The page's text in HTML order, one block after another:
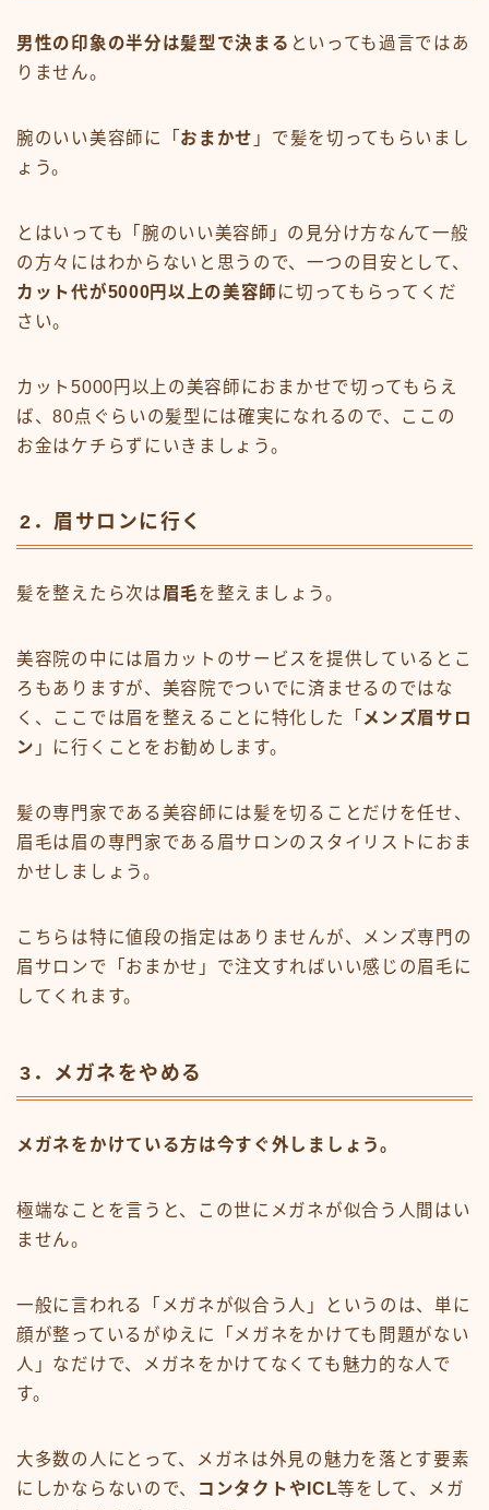
男性の印象の半分は髪型で決まる といっても過言ではあ
りません。
腕のいい美容師に「 おまかせ 」で髪を切ってもらいまし
ょう。
とはいっても「腕のいい美容師」の見分け方なんて一般
の方々にはわからないと思うので、一つの目安として、
カット代が5000円以上の美容師 に切ってもらってくだ
さい。
カット5000円以上の美容師におまかせで切ってもらえ
ば、80点ぐらいの髪型には確実になれるので、ここの
お金はケチらずにいきましょう。
2．眉サロンに行く
髪を整えたら次は眉毛を整えましょう。
美容院の中には眉カットのサービスを提供しているとこ
ろもありますが、美容院でついでに済ませるのではな
く、ここでは眉を整えることに特化した「 メンズ眉サロ
ン 」に行くことをお勧めします。
髪の専門家である美容師には髪を切ることだけを任せ、
眉毛は眉の専門家である眉サロンのスタイリストにおま
かせしましょう。
こちらは特に値段の指定はありませんが、メンズ専門の
眉サロンで「おまかせ」で注文すればいい感じの眉毛に
してくれます。
3．メガネをやめる
メガネをかけている方は今すぐ外しましょう。
極端なことを言うと、この世にメガネが似合う人間はい
ません。
一般に言われる「メガネが似合う人」というのは、単に
顔が整っているがゆえに「メガネをかけても問題がない
人」なだけで、メガネをかけてなくても魅力的な人で
す。
大多数の人にとって、メガネは外見の魅力を落とす要素
にしかならないので、
コンタクトやICL等をして、メガ